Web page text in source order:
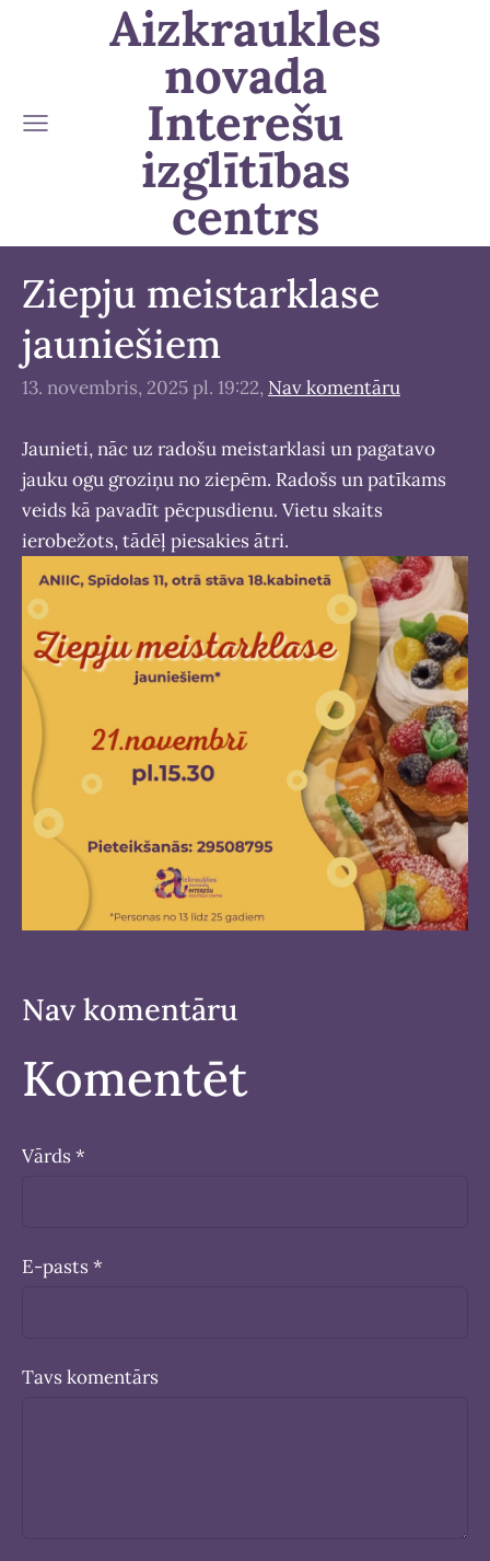
Aizkraukles
novada
Interešu
izglītības
centrs
Ziepju meistarklase
jauniešiem
13. novembris, 2025 pl. 19:22, Nav komentāru
Jaunieti, nāc uz radošu meistarklasi un pagatavo
jauku ogu groziņu no ziepēm. Radošs un patīkams
veids kā pavadīt pēcpusdienu. Vietu skaits
ierobežots, tādēļ piesakies ātri.
Nav komentāru
Komentēt
Vārds *
E-pasts *
Tavs komentārs